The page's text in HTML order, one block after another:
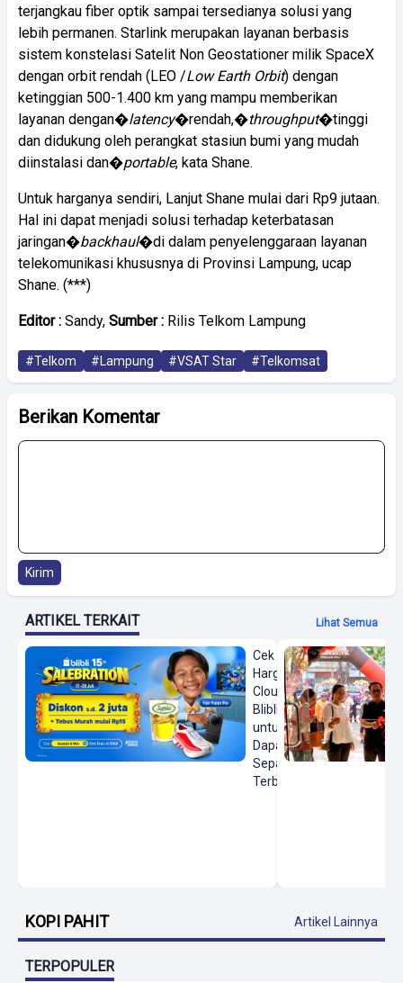
terjangkau fiber optik sampai tersedianya solusi yang
lebih permanen. Starlink merupakan layanan berbasis
sistem konstelasi Satelit Non Geostationer milik SpaceX
dengan orbit rendah (LEO /Low Earth Orbit) dengan
ketinggian 500-1.400 km yang mampu memberikan
layanan dengan�latency�rendah,�throughput�tinggi
dan didukung oleh perangkat stasiun bumi yang mudah
diinstalasi dan�portable, kata Shane.
Untuk harganya sendiri, Lanjut Shane mulai dari Rp9 jutaan.
Hal ini dapat menjadi solusi terhadap keterbatasan
jaringan�backhaul�di dalam penyelenggaraan layanan
telekomunikasi khususnya di Provinsi Lampung, ucap
Shane. (***)
Editor : Sandy, Sumber : Rilis Telkom Lampung
#Telkom #Lampung #VSAT Star #Telkomsat
Berikan Komentar
Kirim
ARTIKEL TERKAIT Lihat Semua
Cek
Harga On
Cloud di
Blibli
untuk
Dapatkan
Sepatu
Terbaru
KOPI PAHIT Artikel Lainnya
TERPOPULER